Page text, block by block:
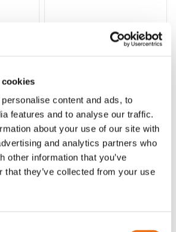
content and ads, to
features and to analyse our traffic.
about your use of our site with
and analytics partners who
other information that you’ve
that they’ve collected from your use
Lägg till i varukorg
Grön truckknapp
A00220
kr (ex. moms)